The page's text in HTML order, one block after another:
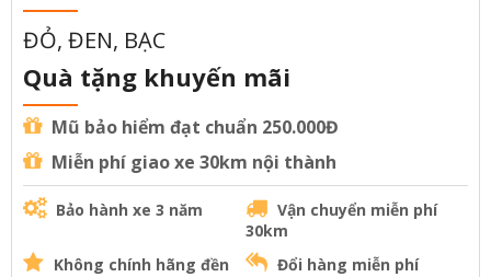
ĐỎ, ĐEN, BẠC
Quà tặng khuyến mãi
Mũ bảo hiểm đạt chuẩn 250.000Đ
Miễn phí giao xe 30km nội thành
Bảo hành xe 3 năm
Vận chuyển miễn phí
30km
Không chính hãng đền
Đổi hàng miễn phí